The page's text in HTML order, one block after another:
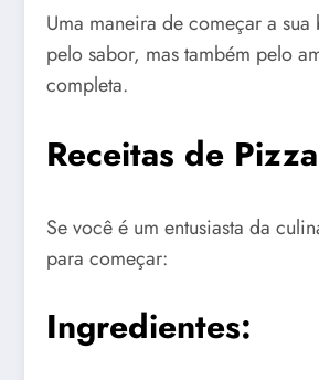
Uma maneira de começar a
pelo sabor, mas também pelo
completa.
Receitas de
Se você é um entusiasta da
para começar:
Ingredientes: